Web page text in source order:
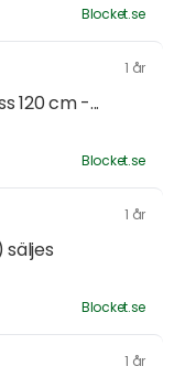
Blocket.se
1 år
120 cm -...
Blocket.se
1 år
Blocket.se
1 år